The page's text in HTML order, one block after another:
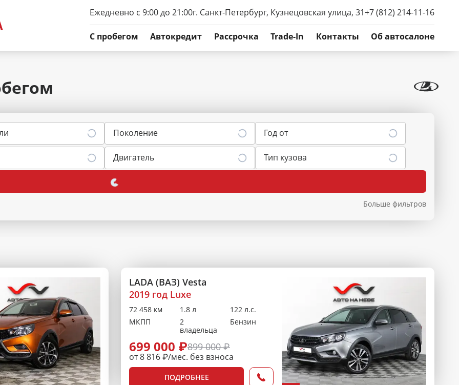
Ежедневно с 9:00 до 21:00г. Санкт-Петербург, Кузнецовская улица, 31+7 (812) 214-11-16
C пробегом Автокредит Рассрочка Trade-In Контакты Об автосалоне
Поколение Год от
Двигатель Тип кузова
Больше фильтров
LADA (ВАЗ) Vesta
2019 год Luxe
72 458 км 1.8 л
122 л.с.
МКПП
2
владельца
Бензин
699 000 ₽899 000 ₽
от 8 816 ₽/мес. без взноса
ПОДРОБНЕЕ